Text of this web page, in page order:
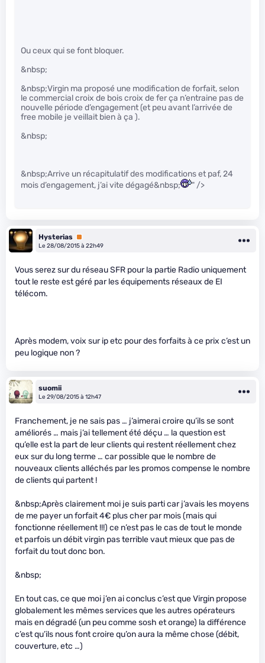
Ou ceux qui se font bloquer.
&nbsp;
&nbsp;Virgin ma proposé une modification de forfait, selon
le commercial croix de bois croix de fer ça n’entraine pas de
nouvelle période d’engagement (et peu avant l’arrivée de
free mobile je veillait bien à ça ).
&nbsp;
&nbsp;Arrive un récapitulatif des modifications et paf, 24
mois d’engagement, j’ai vite dégagé&nbsp;
" />
Hysterias Premium
Le 28/08/2015 à 22h49
Vous serez sur du réseau SFR pour la partie Radio uniquement
tout le reste est géré par les équipements réseaux de EI
télécom.
Après modem, voix sur ip etc pour des forfaits à ce prix c’est un
peu logique non ?
suomii
Le 29/08/2015 à 12h47
Franchement, je ne sais pas … j’aimerai croire qu’ils se sont
améliorés … mais j’ai tellement été déçu … la question est
qu’elle est la part de leur clients qui restent réellement chez
eux sur du long terme … car possible que le nombre de
nouveaux clients alléchés par les promos compense le nombre
de clients qui partent !
&nbsp;Après clairement moi je suis parti car j’avais les moyens
de me payer un forfait 4€ plus cher par mois (mais qui
fonctionne réellement !!!) ce n’est pas le cas de tout le monde
et parfois un débit virgin pas terrible vaut mieux que pas de
forfait du tout donc bon.
&nbsp;
En tout cas, ce que moi j’en ai conclus c’est que Virgin propose
globalement les mêmes services que les autres opérateurs
mais en dégradé (un peu comme sosh et orange) la différence
c’est qu’ils nous font croire qu’on aura la même chose (débit,
couverture, etc …)